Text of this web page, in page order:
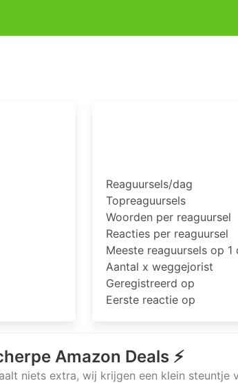
Reaguursels/dag
Topreaguursels
Woorden per reaguursel
Reacties per reaguursel
Meeste reaguursels op 1
Aantal x weggejorist
Geregistreerd op
Eerste reactie op
Amazon Deals ⚡
niets extra, wij krijgen een klein steuntje